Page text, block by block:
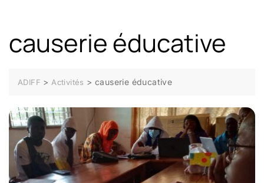
causerie éducative
ADIFF > Activités >causerie éducative